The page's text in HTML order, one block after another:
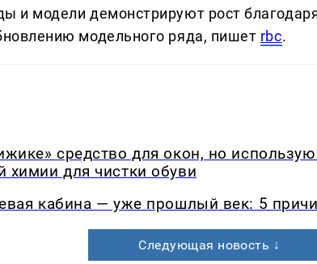
и модели демонстрируют рост
модельного ряда, пишет rbc.
средство для окон, но
химии для чистки обуви
кабина — уже прошлый век: 5
Следующая новость ↓